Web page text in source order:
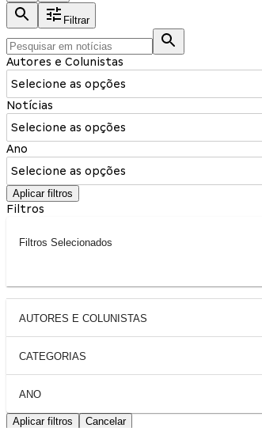
Filtrar
Autores e Colunistas
Selecione as opções
Notícias
Selecione as opções
Ano
Selecione as opções
Aplicar filtros
Filtros
Filtros Selecionados
AUTORES E COLUNISTAS
CATEGORIAS
ANO
Aplicar filtros Cancelar